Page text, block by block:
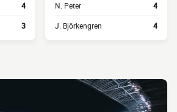
4
3
N. Peter 4
J. Björkengren 4